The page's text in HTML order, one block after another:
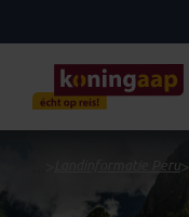
Landinformatie Peru>